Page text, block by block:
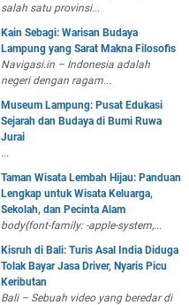
salah satu provinsi...
Kain Sebagi: Warisan Budaya
Lampung yang Sarat Makna Filosofis
Navigasi.in – Indonesia adalah
negeri dengan ragam...
Museum Lampung: Pusat Edukasi
Sejarah dan Budaya di Bumi Ruwa
Jurai
...
Taman Wisata Lembah Hijau: Panduan
Lengkap untuk Wisata Keluarga,
Sekolah, dan Pecinta Alam
body{font-family: -apple-system,...
Kisruh di Bali: Turis Asal India Diduga
Tolak Bayar Jasa Driver, Nyaris Picu
Keributan
Bali – Sebuah video yang beredar di